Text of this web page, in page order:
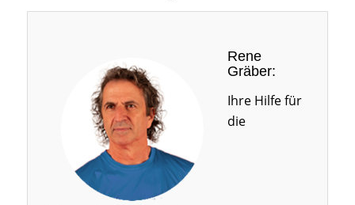
Rene
Gräber:
Ihre Hilfe für
die